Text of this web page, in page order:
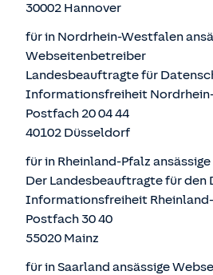
30002 Hannover
für in Nordrhein-Westfalen
Webseitenbetreiber
Landesbeauftragte für
Informationsfreiheit
Postfach 20 04 44
40102 Düsseldorf
für in Rheinland-Pfalz
Der Landesbeauftragte für den
Informationsfreiheit
Postfach 30 40
55020 Mainz
für in Saarland ansässige